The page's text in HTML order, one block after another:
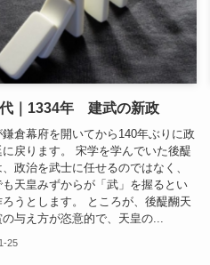
｜1334年 建武の新政
倉幕府を開いてから140年ぶりに政
戻ります。 宋学を学んでいた後醍
政治を武士に任せるのではなく、
も天皇みずからが「武」を握るとい
ろうとします。 ところが、後醍醐天
与え方が恣意的で、天皇の...
25